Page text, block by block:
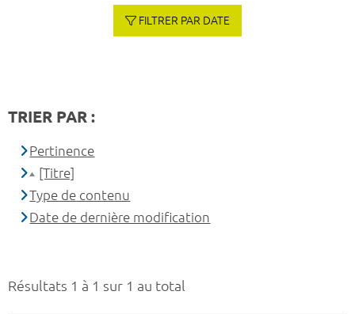
Résultats 1 à 1 sur 1 au total
FILTRER PAR DATE
TRIER PAR :
Pertinence
[Titre]
Type de contenu
Date de dernière modification